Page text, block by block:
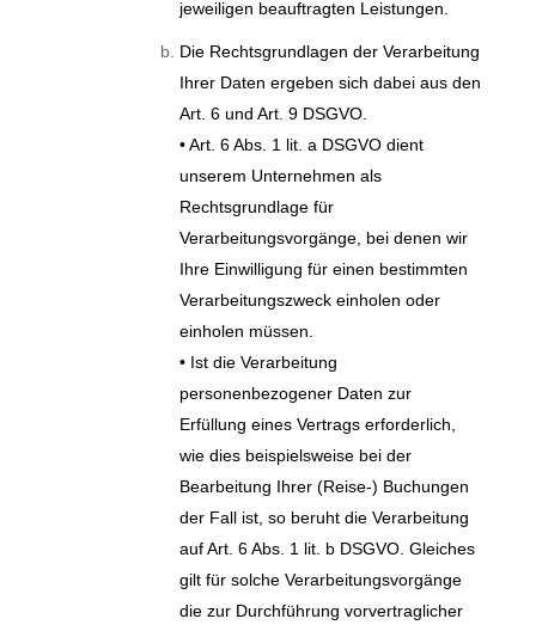
jeweiligen beauftragten Leistungen.
Die Rechtsgrundlagen der Verarbeitung
Ihrer Daten ergeben sich dabei aus den
Art. 6 und Art. 9 DSGVO.
• Art. 6 Abs. 1 lit. a DSGVO dient
unserem Unternehmen als
Rechtsgrundlage für
Verarbeitungsvorgänge, bei denen wir
Ihre Einwilligung für einen bestimmten
Verarbeitungszweck einholen oder
einholen müssen.
• Ist die Verarbeitung
personenbezogener Daten zur
Erfüllung eines Vertrags erforderlich,
wie dies beispielsweise bei der
Bearbeitung Ihrer (Reise-) Buchungen
der Fall ist, so beruht die Verarbeitung
auf Art. 6 Abs. 1 lit. b DSGVO. Gleiches
gilt für solche Verarbeitungsvorgänge
die zur Durchführung vorvertraglicher